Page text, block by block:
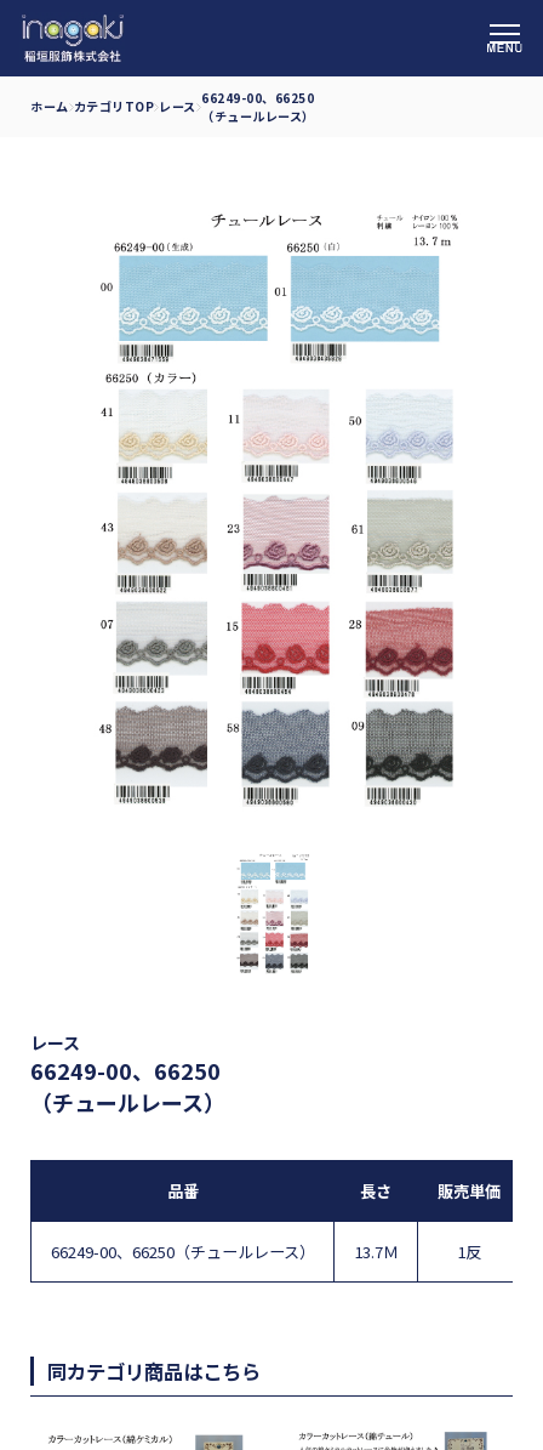
ホーム カテゴリTOP レース 66249-00、66250
（チュールレース）
レース
66249-00、66250
（チュールレース）
品番 長さ 販売単価
66249-00、66250（チュールレース） 13.7Ｍ 1反
同カテゴリ商品はこちら